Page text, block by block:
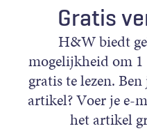
Gratis
H&W biedt
mogelijkheid om
gratis te lezen.
artikel? Voer je e-
het artikel